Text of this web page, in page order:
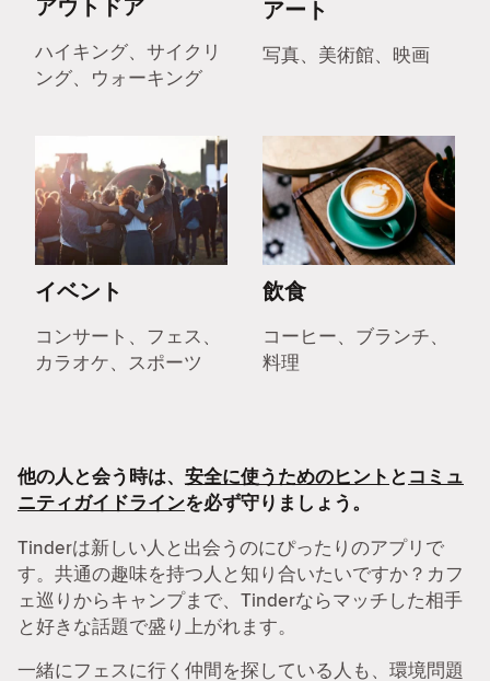
アウトドア
ハイキング、サイクリ
ング、ウォーキング
アート
写真、美術館、映画
イベント
コンサート、フェス、
カラオケ、スポーツ
飲食
コーヒー、ブランチ、
料理
他の人と会う時は、安全に使うためのヒント と コミュ
ニティガイドラインを必ず守りましょう。
Tinderは新しい人と出会うのにぴったりのアプリで
す。共通の趣味を持つ人と知り合いたいですか？カフ
ェ巡りからキャンプまで、Tinderならマッチした相手
と好きな話題で盛り上がれます。
一緒にフェスに行く仲間を探している人も、環境問題